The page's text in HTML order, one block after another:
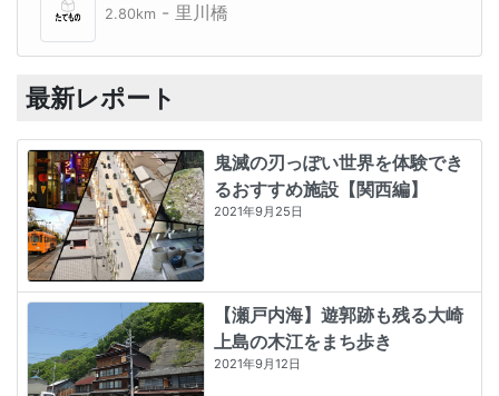
2.80km - 里川橋
最新レポート
鬼滅の刃っぽい世界を体験でき
るおすすめ施設【関西編】
2021年9月25日
【瀬戸内海】遊郭跡も残る大崎
上島の木江をまち歩き
2021年9月12日